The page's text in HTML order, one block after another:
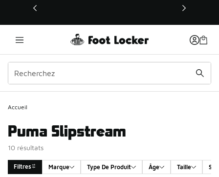
Ce lien s’ouvrira dans une nouvelle fenêtre
Accueil
Puma Slipstream
10 résultats
Filtres Marque Type De Produit Âge Taille